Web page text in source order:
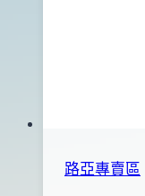
路亞專賣區